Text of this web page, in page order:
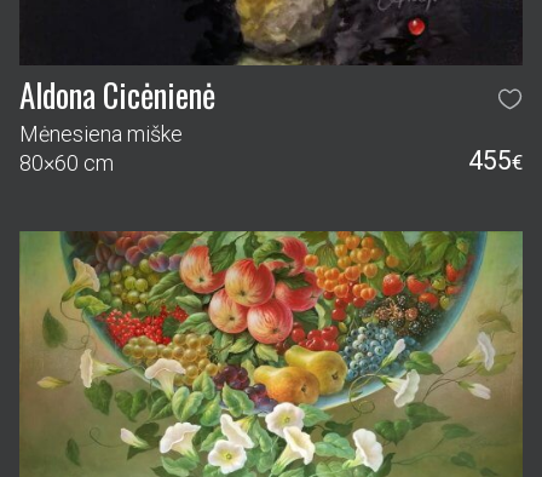
Aldona Cicėnienė
Mėnesiena miške
80×60 cm
455€